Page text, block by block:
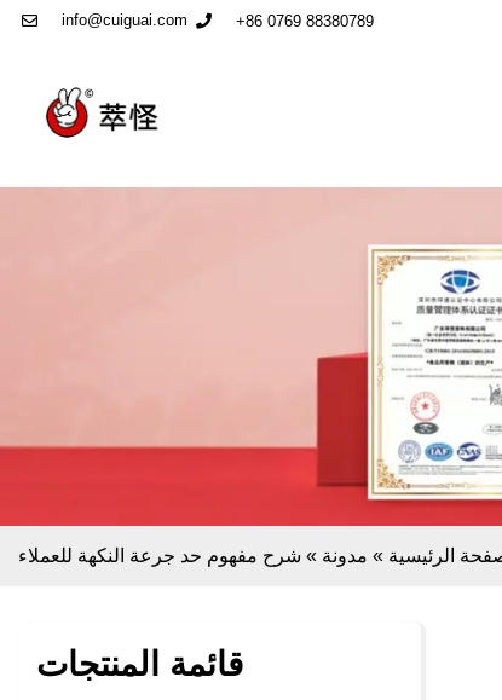
info@cuiguai.com +86 0769 88380789
الرئيسية » مدونة » شرح مفهوم حد جرعة النكهة للعملاء
قائمة المنتجات